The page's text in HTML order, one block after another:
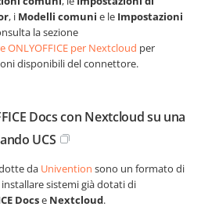
, i Modelli comuni e le Impostazioni
la sezione
per Nextcloud per
disponibili del connettore.
Docs con Nextcloud su una
UCS
da Univention sono un formato di
sistemi già dotati di
Docse Nextcloud.